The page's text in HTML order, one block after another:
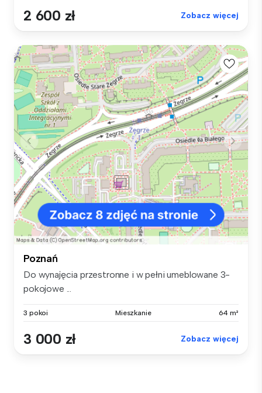
2 600 zł Zobacz więcej
Poznań
Do wynajęcia przestronne i w pełni umeblowane 3-
pokojowe ...
3 pokoi Mieszkanie 64 m²
3 000 zł Zobacz więcej